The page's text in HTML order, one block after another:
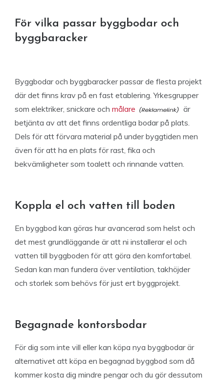
För vilka passar byggbodar och
byggbaracker
Byggbodar och byggbaracker passar de flesta projekt
där det finns krav på en fast etablering. Yrkesgrupper
som elektriker, snickare och målare
är
betjänta av att det finns ordentliga bodar på plats.
Dels för att förvara material på under byggtiden men
även för att ha en plats för rast, fika och
bekvämligheter som toalett och rinnande vatten.
Koppla el och vatten till boden
En byggbod kan göras hur avancerad som helst och
det mest grundläggande är att ni installerar el och
vatten till byggboden för att göra den komfortabel.
Sedan kan man fundera över ventilation, takhöjder
och storlek som behövs för just ert byggprojekt.
Begagnade kontorsbodar
För dig som inte vill eller kan köpa nya byggbodar är
alternativet att köpa en begagnad byggbod som då
kommer kosta dig mindre pengar och du gör dessutom